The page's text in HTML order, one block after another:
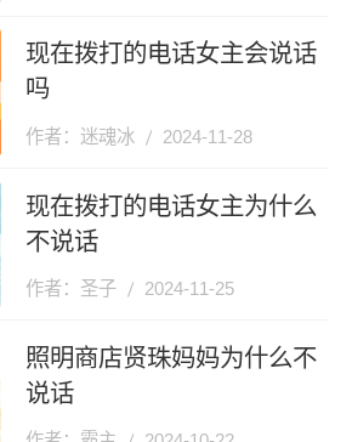
现在拨打的电话女主会说话
吗
作者：迷魂冰 2024-11-28
现在拨打的电话女主为什么
不说话
作者：圣子 2024-11-25
照明商店贤珠妈妈为什么不
说话